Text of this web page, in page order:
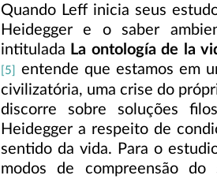
Quando Leff inicia seus
Heidegger e o saber
intitulada La ontología de la
[5]
entende que estamos em
civilizatória, uma crise do
discorre sobre soluções
Heidegger a respeito de
sentido da vida. Para o
modos de compreensão